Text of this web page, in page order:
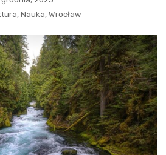
, Nauka, Wrocław